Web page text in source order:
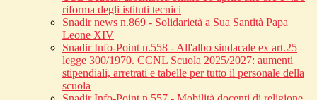
riforma degli istituti tecnici
Snadir news n.869 - Solidarietà a Sua Santità Papa
Leone XIV
Snadir Info-Point n.558 - All'albo sindacale ex art.25
legge 300/1970. CCNL Scuola 2025/2027: aumenti
stipendiali, arretrati e tabelle per tutto il personale della
scuola